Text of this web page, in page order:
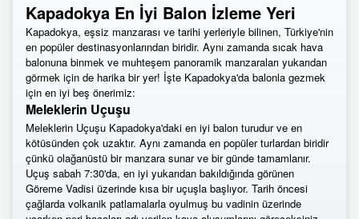
Kapadokya En İyi Balon İzleme Yeri
Kapadokya, eşsiz manzarası ve tarihi yerleriyle bilinen, Türkiye'nin
en popüler destinasyonlarından biridir. Aynı zamanda sıcak hava
balonuna binmek ve muhteşem panoramik manzaraları yukarıdan
görmek için de harika bir yer! İşte Kapadokya'da balonla gezmek
için en iyi beş önerimiz:
Meleklerin Uçuşu
Meleklerin Uçuşu Kapadokya'daki en iyi balon turudur ve en
kötüsünden çok uzaktır. Aynı zamanda en popüler turlardan biridir
çünkü olağanüstü bir manzara sunar ve bir günde tamamlanır.
Uçuş sabah 7:30'da, en iyi yukarıdan bakıldığında görünen
Göreme Vadisi üzerinde kısa bir uçuşla başlıyor. Tarih öncesi
çağlarda volkanik patlamalarla oyulmuş bu vadinin üzerinde